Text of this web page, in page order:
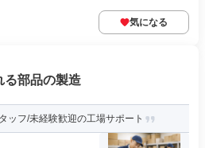
気になる
る部品の製造
ッフ/未経験歓迎の工場サポート